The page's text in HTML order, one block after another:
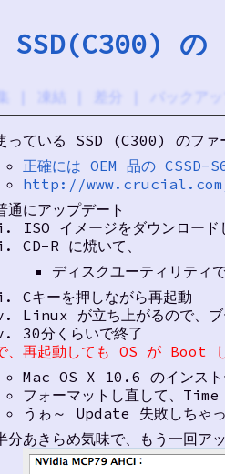
SSD(C300) の
凍結 差分 バックア
っている SSD (C300) のファ
正確には OEM 品の CSSD-
http://
通にアップデート
ISO イメージをダウンロード
CD-R に焼いて、
ディスクユーティリティ
Cキーを押しながら再起動
Linux が立ち上がるので、
30分くらいで終了
、再起動しても OS が Boot
Mac OS X 10.6 のインス
フォーマットし直して、
うゎ～ Update 失敗しちゃっ
分あきらめ気味で、もう一回ア